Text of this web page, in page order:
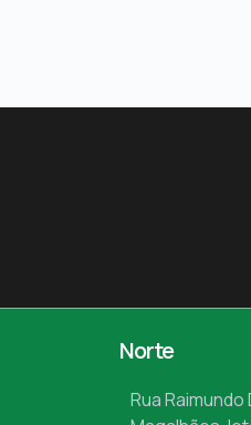
Norte
Rua